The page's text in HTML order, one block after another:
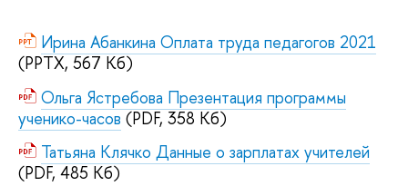
Ирина Абанкина Оплата труда педагогов 2021
(PPTX, 567 Кб)
Ольга Ястребова Презентация программы
ученико-часов (PDF, 358 Кб)
Татьяна Клячко Данные о зарплатах учителей
(PDF, 485 Кб)